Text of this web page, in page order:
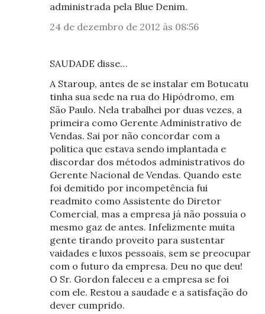
administrada pela Blue Denim.
24 de dezembro de 2012 às 08:56
SAUDADE disse…
A Staroup, antes de se instalar em Botucatu
tinha sua sede na rua do Hipódromo, em
São Paulo. Nela trabalhei por duas vezes, a
primeira como Gerente Administrativo de
Vendas. Sai por não concordar com a
politica que estava sendo implantada e
discordar dos métodos administrativos do
Gerente Nacional de Vendas. Quando este
foi demitido por incompetência fui
readmito como Assistente do Diretor
Comercial, mas a empresa já não possuía o
mesmo gaz de antes. Infelizmente muita
gente tirando proveito para sustentar
vaidades e luxos pessoais, sem se preocupar
com o futuro da empresa. Deu no que deu!
O Sr. Gordon faleceu e a empresa se foi
com ele. Restou a saudade e a satisfação do
dever cumprido.